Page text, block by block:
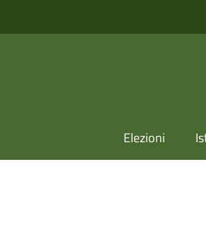
Elezioni